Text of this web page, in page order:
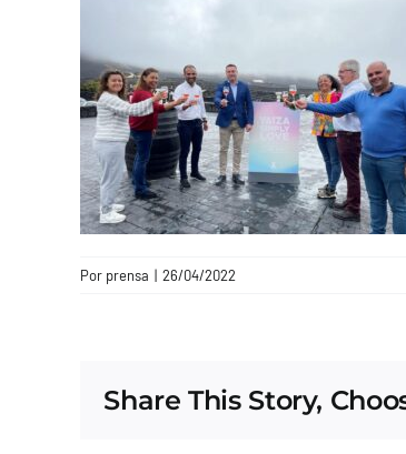
Por prensa | 26/04/2022
Share This Story,